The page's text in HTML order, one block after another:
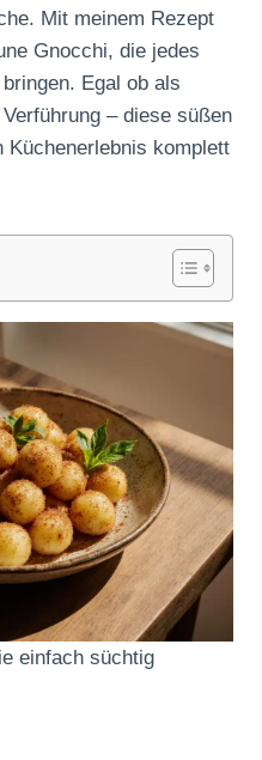
Mit meinem Rezept
Gnocchi, die jedes
Egal ob als
– diese süßen
Küchenerlebnis komplett
einfach süchtig